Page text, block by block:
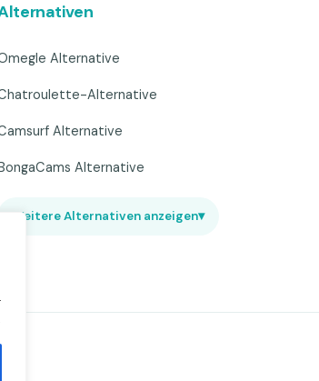
Alternative
Alternative
Alternative
Alternative
Weitere Alternativen anzeigen▾